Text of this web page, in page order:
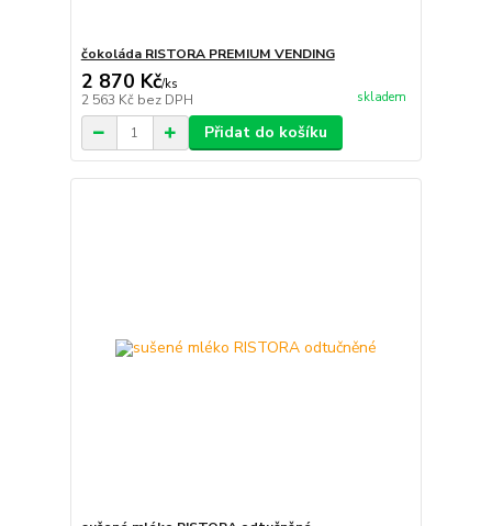
čokoláda RISTORA PREMIUM VENDING
2 870 Kč/ks
2 563 Kč bez DPH skladem
Přidat do košíku